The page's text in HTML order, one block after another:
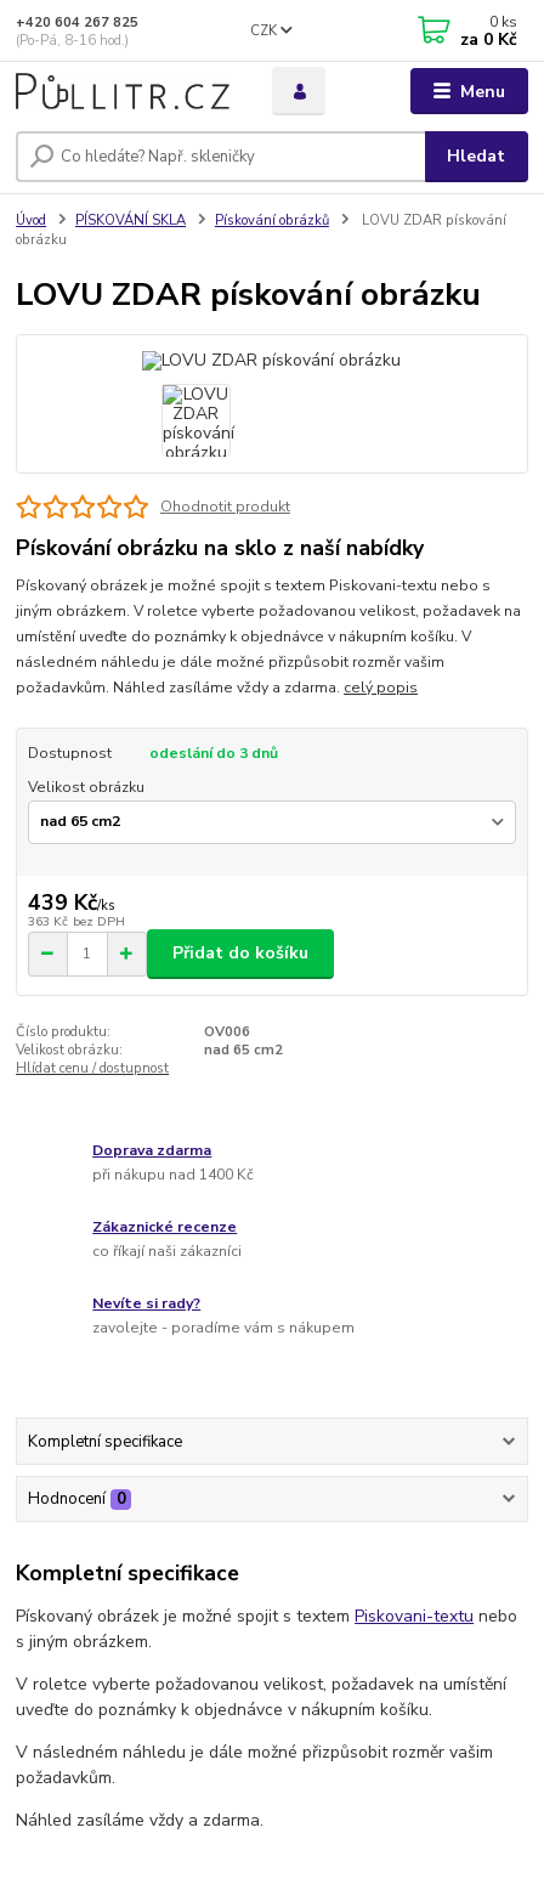
Menu
CZK
Hledat
+420 604 267 825
(Po-Pá, 8-16 hod.)
0 ks
za 0 Kč
Úvod PÍSKOVÁNÍ SKLA Pískování obrázků
LOVU ZDAR pískování
obrázku
LOVU ZDAR pískování obrázku
Ohodnotit produkt
Pískování obrázku na sklo z naší nabídky
Pískovaný obrázek je možné spojit s textem Piskovani-textu nebo s
jiným obrázkem. V roletce vyberte požadovanou velikost, požadavek na
umístění uveďte do poznámky k objednávce v nákupním košíku. V
následném náhledu je dále možné přizpůsobit rozměr vašim
požadavkům. Náhled zasíláme vždy a zdarma. celý popis
Dostupnost
odeslání do 3 dnů
Velikost obrázku
439 Kč/ks
363 Kč bez DPH
Přidat do košíku
Číslo produktu:
OV006
Velikost obrázku:
nad 65 cm2
Hlídat cenu / dostupnost
Doprava zdarma
při nákupu nad 1400 Kč
Zákaznické recenze
co říkají naši zákazníci
Nevíte si rady?
zavolejte - poradíme vám s nákupem
Kompletní specifikace
Hodnocení 0
Kompletní specifikace
Pískovaný obrázek je možné spojit s textemPiskovani-textu nebo
s jiným obrázkem.
V roletce vyberte požadovanou velikost, požadavek na umístění
uveďte do poznámky k objednávce v nákupním košíku.
V následném náhledu je dále možné přizpůsobit rozměr vašim
požadavkům.
Náhled zasíláme vždy a zdarma.